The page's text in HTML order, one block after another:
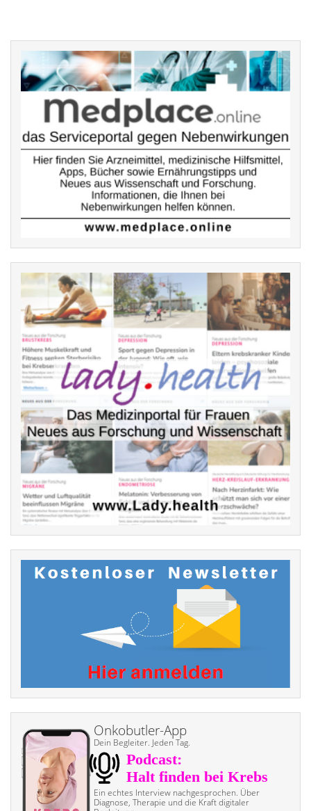
Onkobutler-App
Dein Begleiter. Jeden Tag.
Ein echtes Interview nach­gesprochen. Über
Diagnose, Therapie und die Kraft digitaler